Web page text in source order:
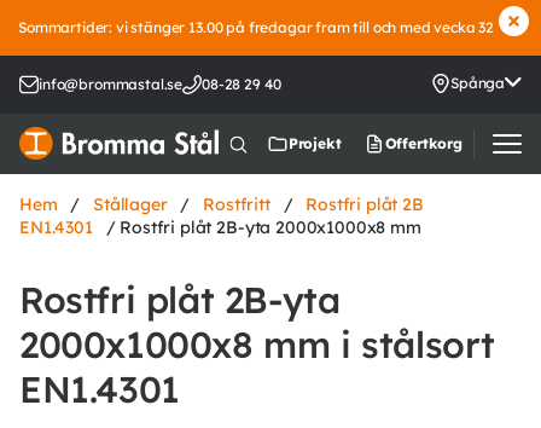
Sommartider: vi stänger 13.00 på fredagar fram till och med vecka 32
info@brommastal.se 08-28 29 40 Spånga
Projekt Offertkorg
Hem / Stållager / Rostfritt /
Rostfri plåt 2B
EN1.4301
/ Rostfri plåt 2B-yta 2000x1000x8 mm
Rostfri plåt 2B-yta
2000x1000x8 mm i stålsort
EN1.4301